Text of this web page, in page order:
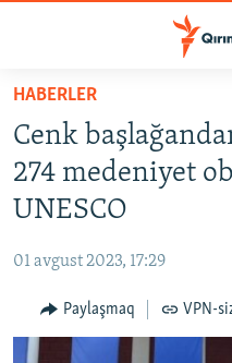
Esas
qaytmaq
Baş
navigatsiyağa
qaytmaq
Qıdıruvğa
qaytmaq
HABERLER
İQTİSADİYAT
MEDENİYET
İNSAN AQLARI
VİDEO
HABERLER
Cenk
274 medeniyet
UNESCO
01 avgust 2023, 17:29
Paylaşmaq VPN-